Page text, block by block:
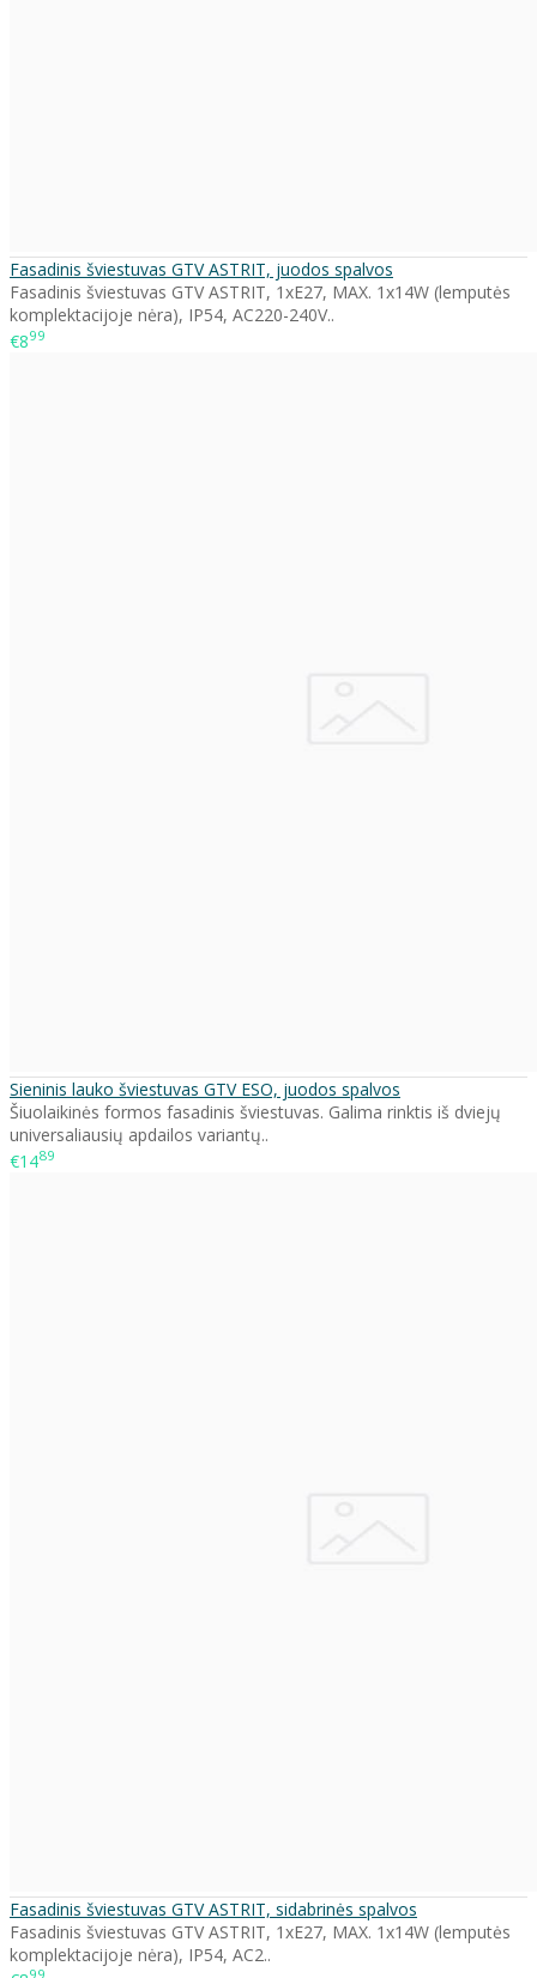
Fasadinis šviestuvas GTV ASTRIT, juodos spalvos
Fasadinis šviestuvas GTV ASTRIT, 1xE27, MAX. 1x14W (lemputės
komplektacijoje nėra), IP54, AC220-240V..
€899
Sieninis lauko šviestuvas GTV ESO, juodos spalvos
Šiuolaikinės formos fasadinis šviestuvas. Galima rinktis iš dviejų
universaliausių apdailos variantų..
€1489
Fasadinis šviestuvas GTV ASTRIT, sidabrinės spalvos
Fasadinis šviestuvas GTV ASTRIT, 1xE27, MAX. 1x14W (lemputės
komplektacijoje nėra), IP54, AC2..